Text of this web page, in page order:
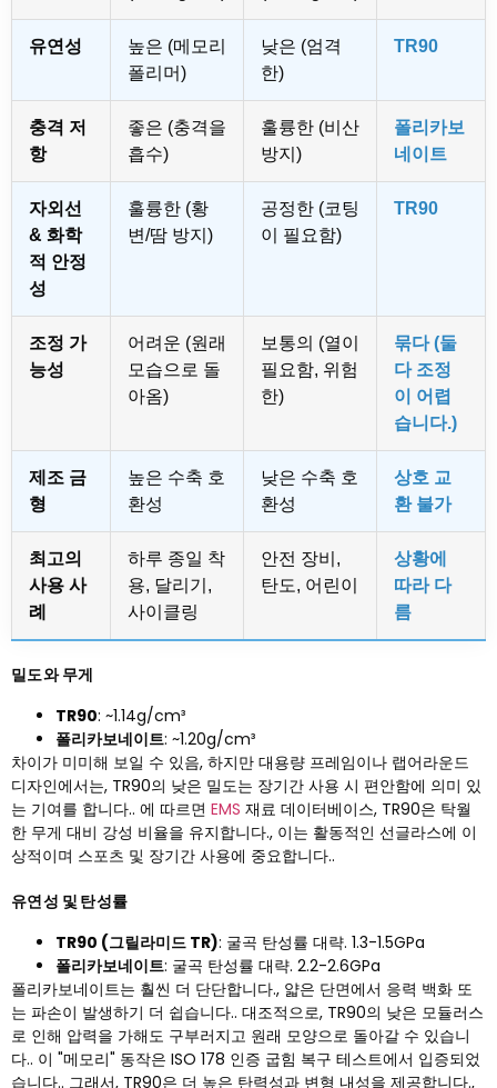
유연성
높은 (메모리
폴리머)
낮은 (엄격
한)
TR90
충격 저
항
좋은 (충격을
흡수)
훌륭한 (비산
방지)
폴리카보
네이트
자외선
& 화학
적 안정
성
훌륭한 (황
변/땀 방지)
공정한 (코팅
이 필요함)
TR90
조정 가
능성
어려운 (원래
모습으로 돌
아옴)
보통의 (열이
필요함, 위험
한)
묶다 (둘
다 조정
이 어렵
습니다.)
제조 금
형
높은 수축 호
환성
낮은 수축 호
환성
상호 교
환 불가
최고의
사용 사
례
하루 종일 착
용, 달리기,
사이클링
안전 장비,
탄도, 어린이
상황에
따라 다
름
밀도와 무게
TR90: ~1.14g/cm³
폴리카보네이트: ~1.20g/cm³
차이가 미미해 보일 수 있음, 하지만 대용량 프레임이나 랩어라운드
디자인에서는, TR90의 낮은 밀도는 장기간 사용 시 편안함에 의미 있
는 기여를 합니다.. 에 따르면 EMS 재료 데이터베이스, TR90은 탁월
한 무게 대비 강성 비율을 유지합니다., 이는 활동적인 선글라스에 이
상적이며 스포츠 및 장기간 사용에 중요합니다..
유연성 및 탄성률
TR90 (그릴라미드 TR): 굴곡 탄성률 대략. 1.3-1.5GPa
폴리카보네이트: 굴곡 탄성률 대략. 2.2-2.6GPa
폴리카보네이트는 훨씬 더 단단합니다., 얇은 단면에서 응력 백화 또
는 파손이 발생하기 더 쉽습니다.. 대조적으로, TR90의 낮은 모듈러스
로 인해 압력을 가해도 구부러지고 원래 모양으로 돌아갈 수 있습니
다.. 이 "메모리" 동작은 ISO 178 인증 굽힘 복구 테스트에서 입증되었
습니다.. 그래서, TR90은 더 높은 탄력성과 변형 내성을 제공합니다.,